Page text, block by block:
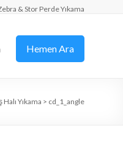
& Stor Perde Yıkama
Hemen Ara
Yıkama > cd_1_angle